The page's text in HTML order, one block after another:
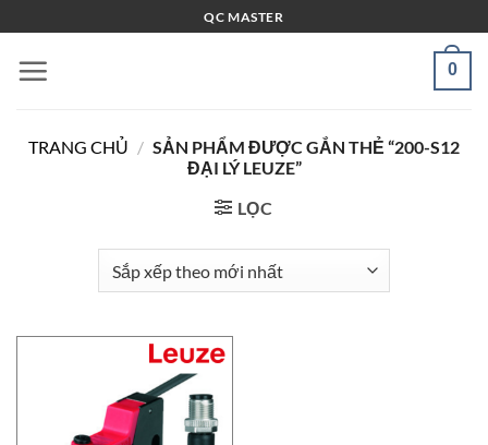
qua
nội
QC MASTER
0
TRANG CHỦ / SẢN PHẨM ĐƯỢC GẮN THẺ “200-S12
ĐẠI LÝ LEUZE”
LỌC